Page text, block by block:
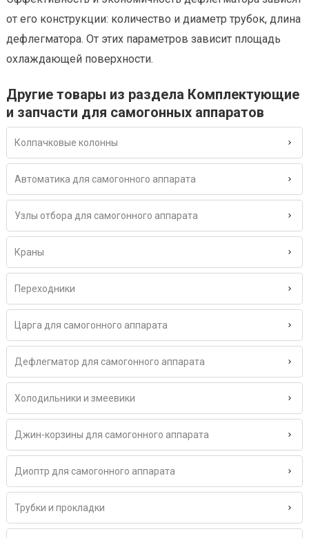
от его конструкции: количество и диаметр трубок, длина
дефлегматора. От этих параметров зависит площадь
охлаждающей поверхности.
Другие товары из раздела Комплектующие
и запчасти для самогонных аппаратов
Колпачковые колонны
Автоматика для самогонного аппарата
Узлы отбора для самогонного аппарата
Краны
Переходники
Царга для самогонного аппарата
Дефлегматор для самогонного аппарата
Холодильники и змеевики
Джин-корзины для самогонного аппарата
Диоптр для самогонного аппарата
Трубки и прокладки